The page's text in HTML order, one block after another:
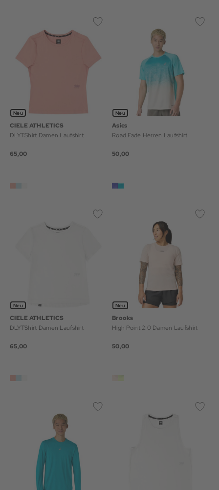
Neu
CIELE ATHLETICS
DLYTShirt Damen Laufshirt
65,00
Neu
Asics
Road Fade Herren Laufshirt
50,00
Neu
CIELE ATHLETICS
DLYTShirt Damen Laufshirt
65,00
Neu
Brooks
High Point 2.0 Damen Laufshirt
50,00